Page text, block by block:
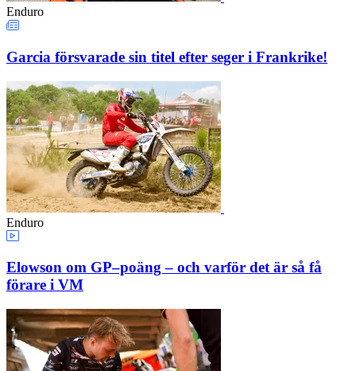
Enduro
Garcia försvarade sin titel efter seger i Frankrike!
Enduro
Elowson om GP–poäng – och varför det är så få
förare i VM